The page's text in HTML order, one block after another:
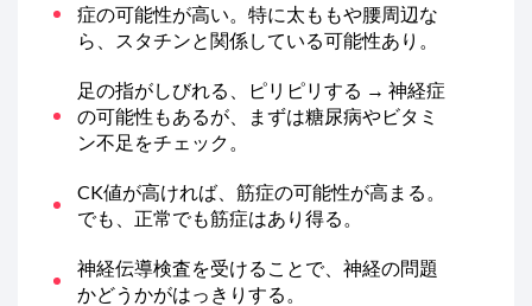
症の可能性が高い。特に太ももや腰周辺な
ら、スタチンと関係している可能性あり。
足の指がしびれる、ピリピリする → 神経症
の可能性もあるが、まずは糖尿病やビタミ
ン不足をチェック。
CK値が高ければ、筋症の可能性が高まる。
でも、正常でも筋症はあり得る。
神経伝導検査を受けることで、神経の問題
かどうかがはっきりする。